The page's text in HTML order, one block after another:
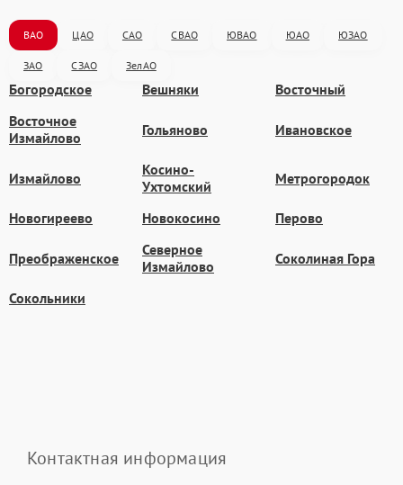
ВАО ЦАО САО СВАО ЮВАО ЮАО ЮЗАО
ЗАО СЗАО ЗелАО
Богородское Вешняки
Восточный
Восточное
Измайлово
Гольяново Ивановское
Измайлово
Косино-
Ухтомский
Метрогородок
Новогиреево Новокосино Перово
Преображенское
Северное
Измайлово
Соколиная Гора
Сокольники
Контактная информация